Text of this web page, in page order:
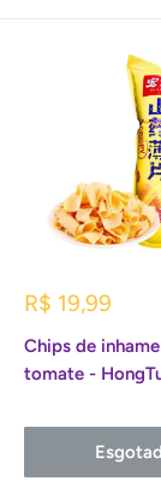
Preço
R$ 19,99
Chips de
tomate -